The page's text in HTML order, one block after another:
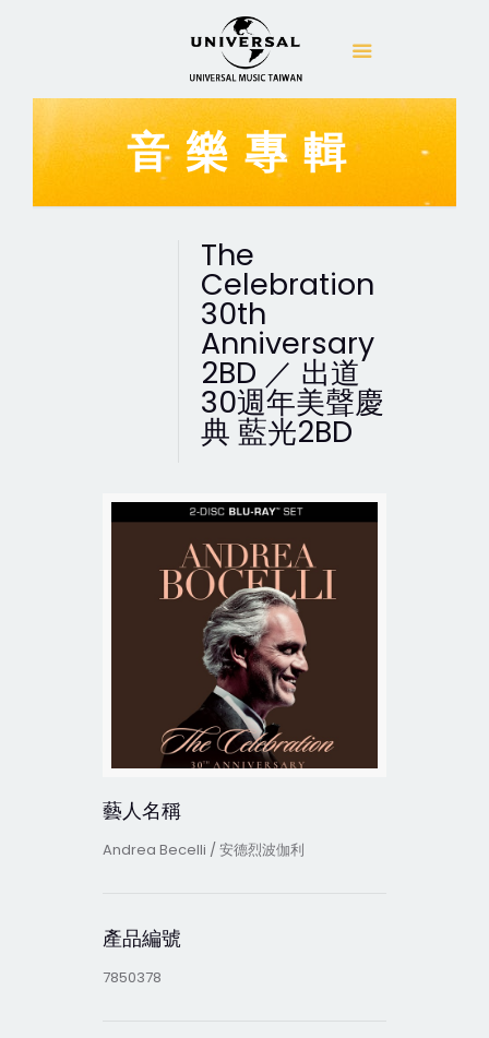
音樂專輯
The
Celebration
30th
Anniversary
2BD ／ 出道
30週年美聲慶
典 藍光2BD
藝人名稱
Andrea Becelli / 安德烈波伽利
產品編號
7850378